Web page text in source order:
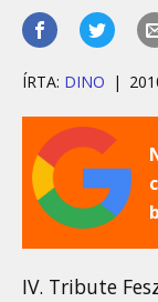
ÍRTA: DINO
IV. Tribute